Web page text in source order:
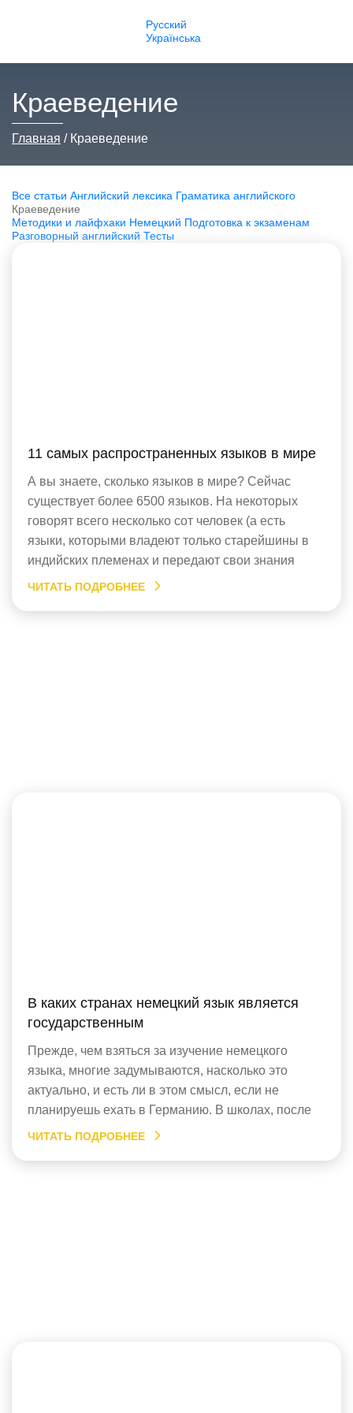
Русский
Українська
Краеведение
Главная Краеведение
Все статьи Английский лексика Граматика английского
Краеведение
Методики и лайфхаки Немецкий Подготовка к экзаменам
Разговорный английский Тесты
11 самых распространенных языков в мире
А вы знаете, сколько языков в мире? Сейчас
существует более 6500 языков. На некоторых
говорят всего несколько сот человек (а есть
языки, которыми владеют только старейшины в
индийских племенах и передают свои знания
лишь нескольким потомкам), а другими владеют
ЧИТАТЬ ПОДРОБНЕЕ
В каких странах немецкий язык является
государственным
Прежде, чем взяться за изучение немецкого
языка, многие задумываются, насколько это
актуально, и есть ли в этом смысл, если не
планируешь ехать в Германию. В школах, после
введения в обязательные программы второго
ЧИТАТЬ ПОДРОБНЕЕ